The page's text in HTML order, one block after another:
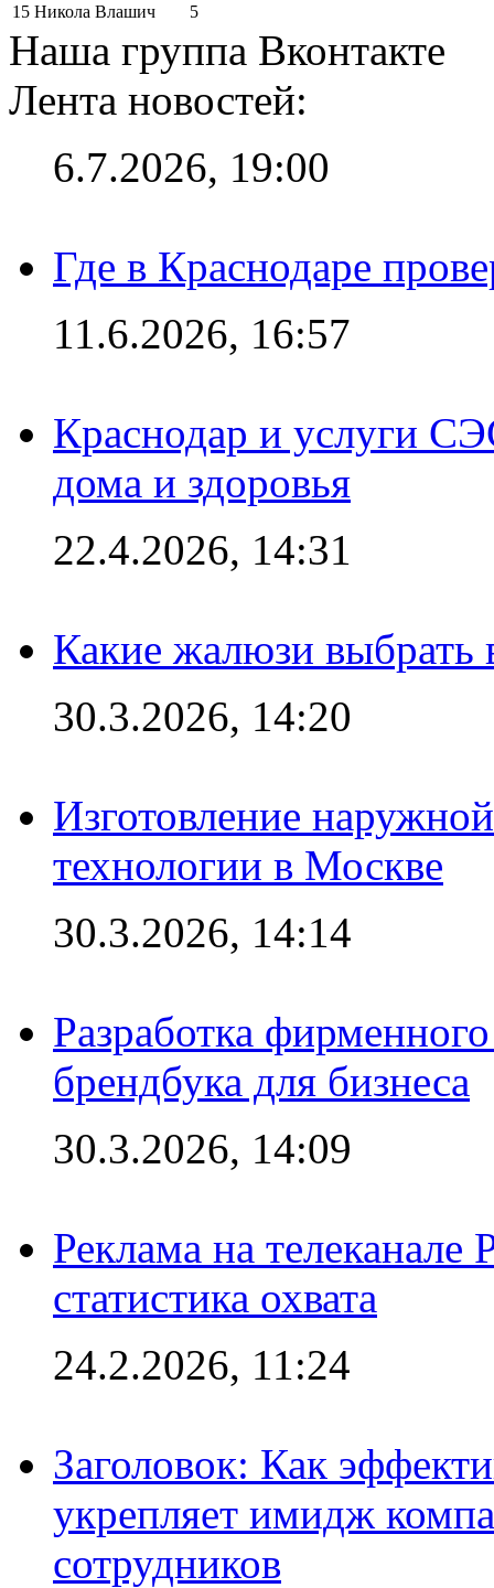
15 Никола Влашич 5
Наша группа Вконтакте
Лента новостей:
6.7.2026, 19:00
Где в Краснодаре
11.6.2026, 16:57
Краснодар и услуги
дома и здоровья
22.4.2026, 14:31
Какие жалюзи выбрать
30.3.2026, 14:20
Изготовление
технологии в Москве
30.3.2026, 14:14
Разработка
брендбука для бизнеса
30.3.2026, 14:09
Реклама на
статистика охвата
24.2.2026, 11:24
Заголовок: Как
укрепляет имидж
сотрудников